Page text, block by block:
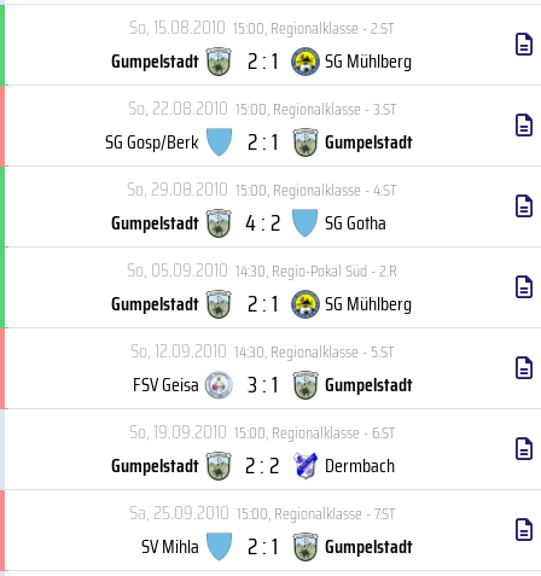
So, 15.08.2010 15:00,Regionalklasse - 2.ST
Gumpelstadt 2 : 1
SG Mühlberg
So, 22.08.2010 15:00,Regionalklasse - 3.ST
SG Gosp/Berk 2 : 1
Gumpelstadt
So, 29.08.2010 15:00,Regionalklasse - 4.ST
Gumpelstadt 4 : 2
SG Gotha
So, 05.09.2010 14:30,Regio-Pokal Süd - 2.R
Gumpelstadt 2 : 1
SG Mühlberg
So, 12.09.2010 14:30,Regionalklasse - 5.ST
FSV Geisa 3 : 1
Gumpelstadt
So, 19.09.2010 15:00,Regionalklasse - 6.ST
Gumpelstadt 2 : 2
Dermbach
Sa, 25.09.2010 15:00,Regionalklasse - 7.ST
SV Mihla 2 : 1
Gumpelstadt